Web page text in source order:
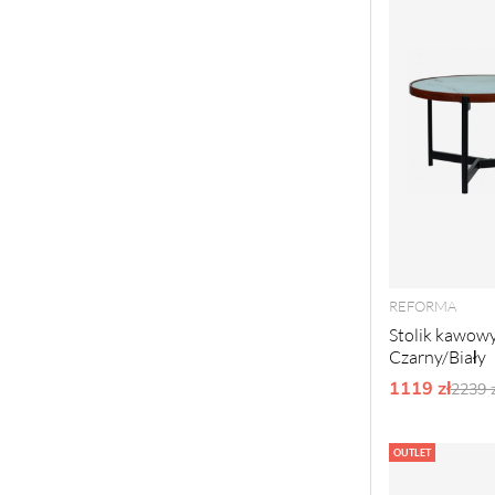
REFORMA
Stolik
Czarny/Biały
1119 zł2239
OUTLET